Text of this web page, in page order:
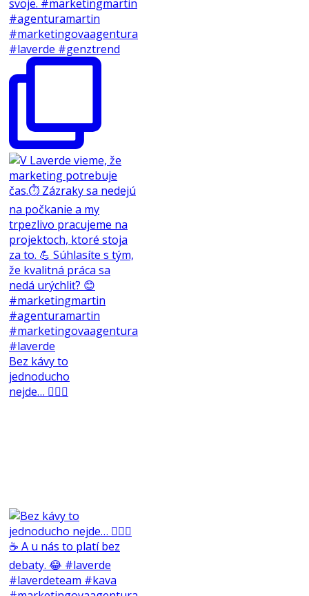
Bez kávy to
jednoducho
nejde… 🤷🏻‍♀️